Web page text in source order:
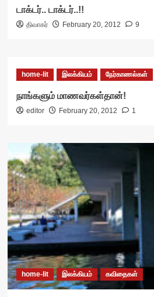
டாக்டர்.. டாக்டர்..!!
திவாகர் February 20, 2012 9
home-lit இலக்கியம் நேர்காணல்கள்
நாங்களும் மாணவர்கள்தான்!
editor February 20, 2012 1
home-lit இலக்கியம் கவிதைகள்